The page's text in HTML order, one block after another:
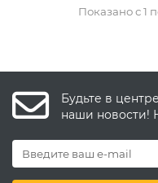
Показано с 1
Будьте в
наши новости!